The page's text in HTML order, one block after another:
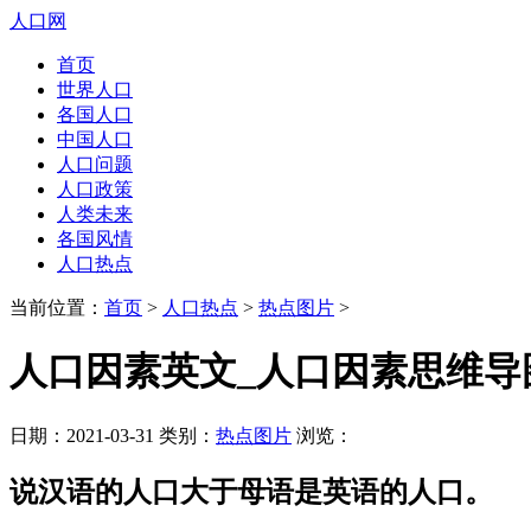
人口网
首页
世界人口
各国人口
中国人口
人口问题
人口政策
人类未来
各国风情
人口热点
当前位置： 首页 > 人口热点 > 热点图片 >
人口因素英文_人口因素思维导
日期：2021-03-31 类别： 热点图片 浏览：
说汉语的人口大于母语是英语的人口。